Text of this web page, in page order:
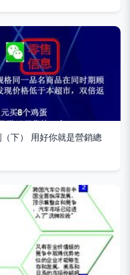
下） 用好你就是營銷總